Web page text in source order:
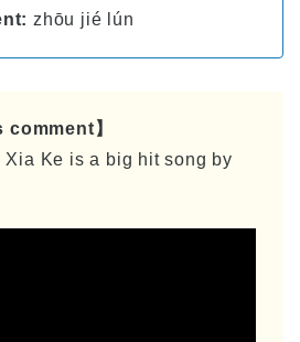
zhōu jié lún
comment】
Xia Ke is a big hit song by